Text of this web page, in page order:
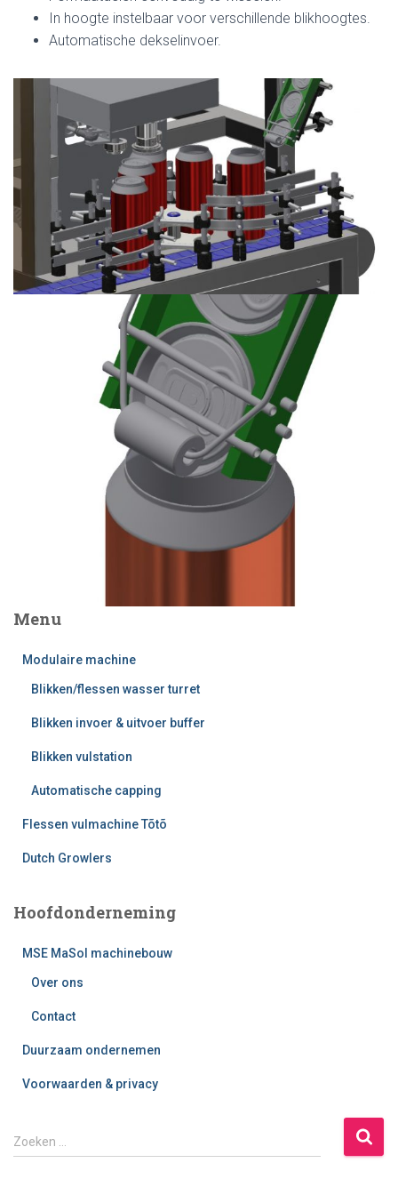
In hoogte instelbaar voor verschillende blikhoogtes.
Automatische dekselinvoer.
Menu
Modulaire machine
Blikken/flessen wasser turret
Blikken invoer & uitvoer buffer
Blikken vulstation
Automatische capping
Flessen vulmachine Tõtõ
Dutch Growlers
Hoofdonderneming
MSE MaSol machinebouw
Over ons
Contact
Duurzaam ondernemen
Voorwaarden & privacy
Z
o
Zoeken …